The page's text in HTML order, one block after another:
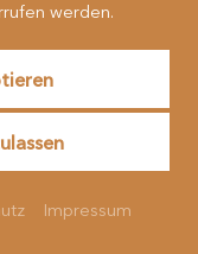
werden.
Impressum